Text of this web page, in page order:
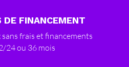
FINANCEMENT
sans frais et financements
24 ou 36 mois